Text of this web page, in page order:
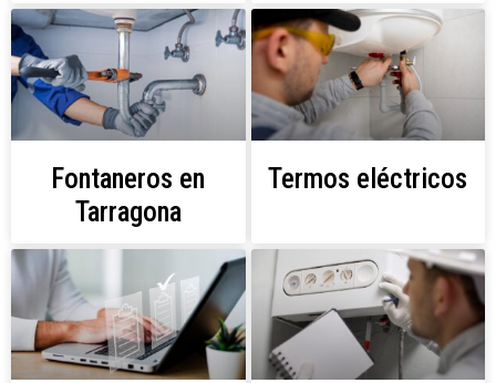
Fontaneros en
Tarragona
Termos eléctricos